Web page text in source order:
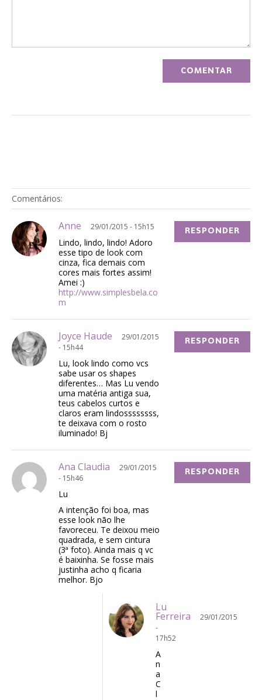
Comentários:
Anne 29/01/2015 - 15h15
Lindo, lindo, lindo! Adoro
esse tipo de look com
cinza, fica demais com
cores mais fortes assim!
Amei :)
http://www.simplesbela.co
m
RESPONDER
Joyce Haude
29/01/2015
- 15h44
Lu, look lindo como vcs
sabe usar os shapes
diferentes… Mas Lu vendo
uma matéria antiga sua,
teus cabelos curtos e
claros eram lindossssssss,
te deixava com o rosto
iluminado! Bj
RESPONDER
Ana Claudia
29/01/2015
- 15h46
Lu
A intenção foi boa, mas
esse look não lhe
favoreceu. Te deixou meio
quadrada, e sem cintura
(3ª foto). Ainda mais q vc
é baixinha. Se fosse mais
justinha acho q ficaria
melhor. Bjo
RESPONDER
Lu
Ferreira
29/01/2015
-
17h52
A
n
a
C
l